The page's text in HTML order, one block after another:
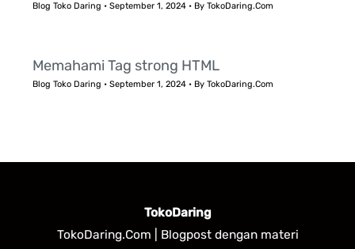
Blog Toko Daring •September 1, 2024 • ByTokoDaring.Com
Memahami Tag strong HTML
Blog Toko Daring •September 1, 2024 • ByTokoDaring.Com
TokoDaring
TokoDaring.Com | Blogpost dengan materi